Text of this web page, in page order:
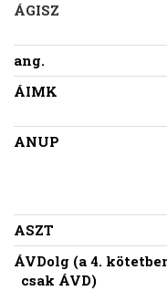
ÁGISZ
ang.
ÁIMK
ANUP
ASZT
ÁVDolg (a 4.
csak ÁVD)